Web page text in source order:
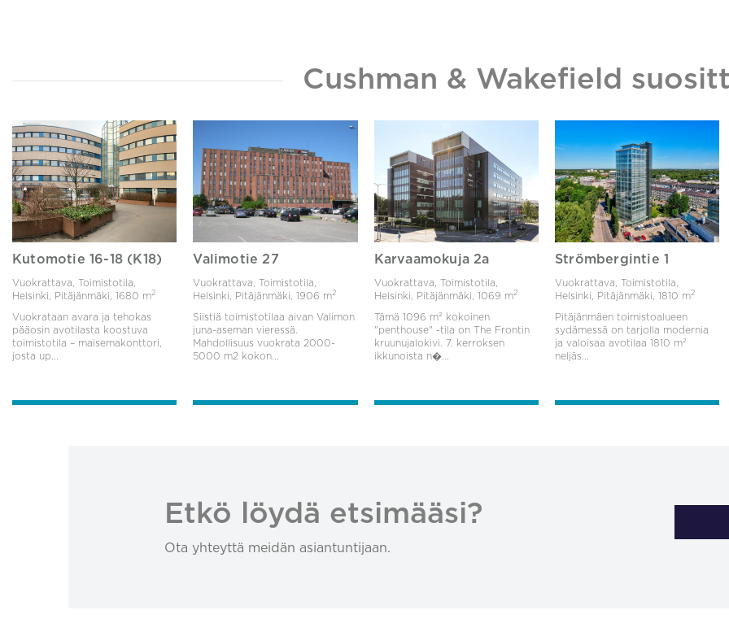
Cushman & Wakefield
Kutomotie 16-18 (K18)
Vuokrattava, Toimistotila,
Helsinki, Pitäjänmäki, 1680 m2
Vuokrataan avara ja tehokas
pääosin avotilasta koostuva
toimistotila – maisemakonttori,
josta up...
Valimotie 27
Vuokrattava, Toimistotila,
Helsinki, Pitäjänmäki,1906 m2
Siistiä toimistotilaa aivan Valimon
juna-aseman vieressä.
Mahdollisuus vuokrata 2000-
5000 m2 kokon...
Karvaamokuja 2a
Vuokrattava, Toimistotila,
Helsinki, Pitäjänmäki, 1069 m2
Tämä 1096 m² kokoinen
"penthouse" -tila on The Frontin
kruunujalokivi. 7. kerroksen
ikkunoista n�...
Strömbergintie 1
Vuokrattava, Toimistotila,
Helsinki, Pitäjänmäki, 1810 m2
Pitäjänmäen toimistoalueen
sydämessä on tarjolla modernia
ja valoisaa avotilaa 1810 m²
neljäs...
Etkö löydä etsimääsi?
Ota yhteyttä meidän asiantuntijaan.